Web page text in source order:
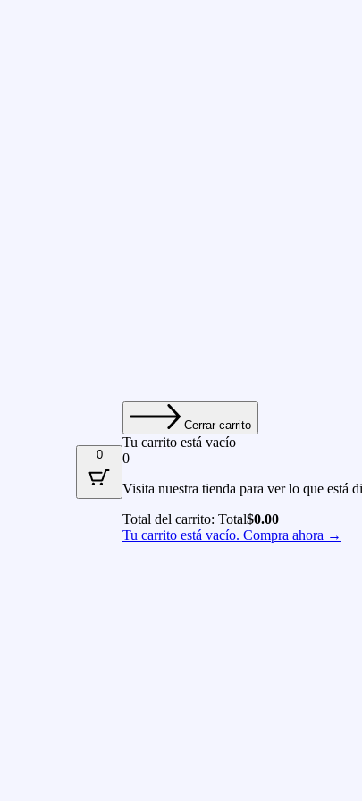
0
Cerrar carrito
Tu carrito está vacío
0
Visita nuestra tienda para ver lo que está
Total del carrito: Total$0.00
Tu carrito está vacío. Compra ahora →